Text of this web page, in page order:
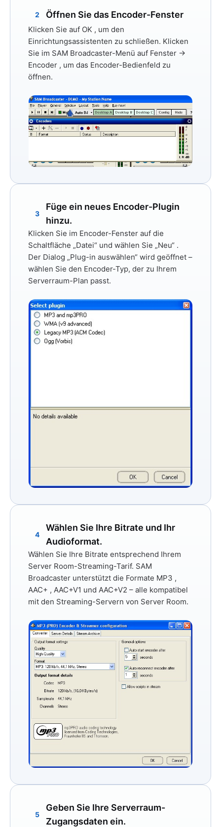
2 Öffnen Sie das Encoder-Fenster
Klicken Sie auf OK , um den
Einrichtungsassistenten zu schließen. Klicken
Sie im SAM Broadcaster-Menü auf Fenster →
Encoder , um das Encoder-Bedienfeld zu
öffnen.
3
Füge ein neues Encoder-Plugin
hinzu.
Klicken Sie im Encoder-Fenster auf die
Schaltfläche „Datei“ und wählen Sie „Neu“ .
Der Dialog „Plug-in auswählen“ wird geöffnet –
wählen Sie den Encoder-Typ, der zu Ihrem
Serverraum-Plan passt.
4
Wählen Sie Ihre Bitrate und Ihr
Audioformat.
Wählen Sie Ihre Bitrate entsprechend Ihrem
Server Room-Streaming-Tarif. SAM
Broadcaster unterstützt die Formate MP3 ,
AAC+ , AAC+V1 und AAC+V2 – alle kompatibel
mit den Streaming-Servern von Server Room.
5
Geben Sie Ihre Serverraum-
Zugangsdaten ein.